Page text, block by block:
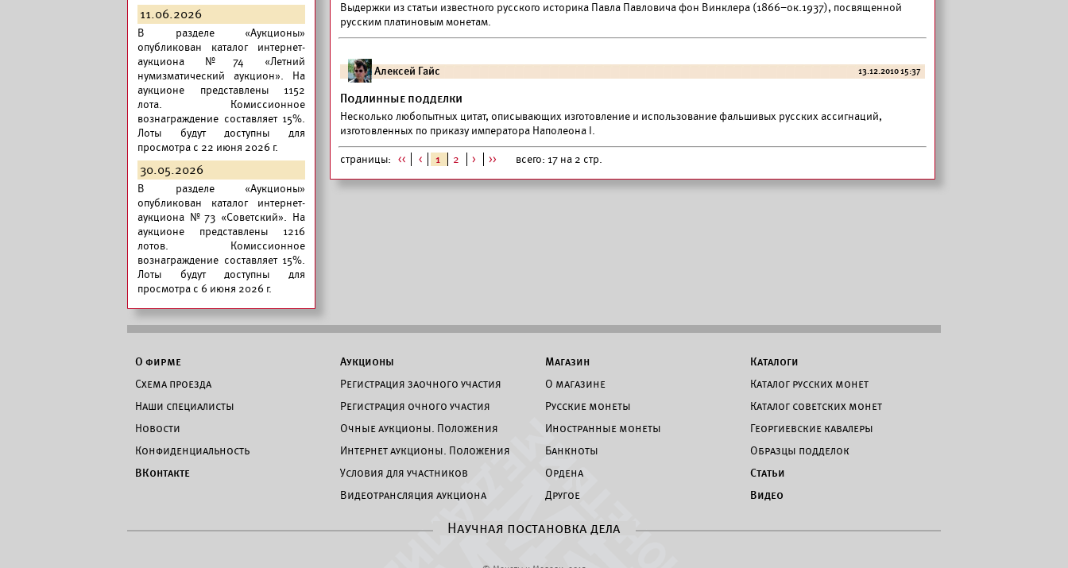
11.06.2026
В разделе «Аукционы»
опубликован каталог интернет-
аукциона №74 «Летний
нумизматический аукцион». На
аукционе представлены 1152
лота. Комиссионное
вознаграждение составляет 15%.
Лоты будут доступны для
просмотра с 22 июня 2026 г.
30.05.2026
В разделе «Аукционы»
опубликован каталог интернет-
аукциона №73 «Советский». На
аукционе представлены 1216
лотов. Комиссионное
вознаграждение составляет 15%.
Лоты будут доступны для
просмотра с 6 июня 2026 г.
Выдержки из статьи известного русского историка Павла Павловича фон Винклера (1866–ок.1937), посвященной
русским платиновым монетам.
Алексей Гайс 13.12.2010 15:37
Подлинные подделки
Несколько любопытных цитат, описывающих изготовление и использование фальшивых русских ассигнаций,
изготовленных по приказу императора Наполеона I.
страницы: << < 1 2 > >> всего: 17 на 2 стр.
О фирме
Схема проезда
Наши специалисты
Новости
Конфиденциальность
ВКонтакте
Аукционы
Регистрация заочного участия
Регистрация очного участия
Очные аукционы. Положения
Интернет аукционы. Положения
Условия для участников
Видеотрансляция аукциона
Магазин
О магазине
Русские монеты
Иностранные монеты
Банкноты
Ордена
Другое
Каталоги
Каталог русских монет
Каталог советских монет
Георгиевские кавалеры
Образцы подделок
Статьи
Видео
Научная постановка дела